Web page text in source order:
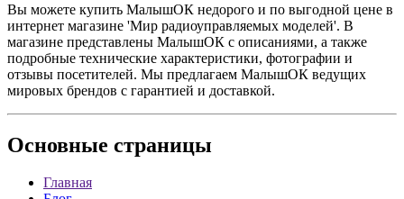
Вы можете купить МалышОК недорого и по выгодной цене в
интернет магазине 'Мир радиоуправляемых моделей'. В
магазине представлены МалышОК с описаниями, а также
подробные технические характеристики, фотографии и
отзывы посетителей. Мы предлагаем МалышОК ведущих
мировых брендов с гарантией и доставкой.
Основные страницы
Главная